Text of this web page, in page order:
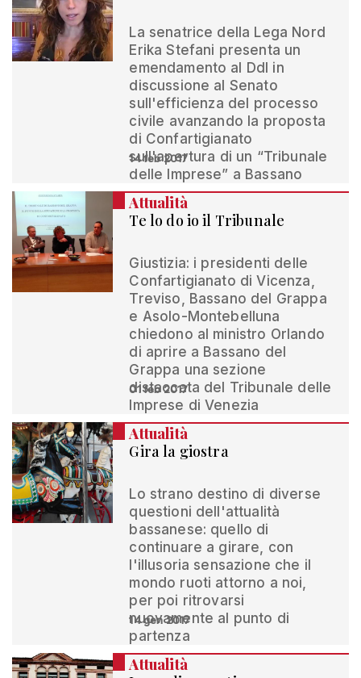
La senatrice della Lega Nord
Erika Stefani presenta un
emendamento al Ddl in
discussione al Senato
sull'efficienza del processo
civile avanzando la proposta
di Confartigianato
sull'apertura di un “Tribunale
delle Imprese” a Bassano
14 feb 2017
Attualità
Te lo do io il Tribunale
Giustizia: i presidenti delle
Confartigianato di Vicenza,
Treviso, Bassano del Grappa
e Asolo-Montebelluna
chiedono al ministro Orlando
di aprire a Bassano del
Grappa una sezione
distaccata del Tribunale delle
Imprese di Venezia
01 feb 2017
Attualità
Gira la giostra
Lo strano destino di diverse
questioni dell'attualità
bassanese: quello di
continuare a girare, con
l'illusoria sensazione che il
mondo ruoti attorno a noi,
per poi ritrovarsi
nuovamente al punto di
partenza
14 gen 2017
Attualità